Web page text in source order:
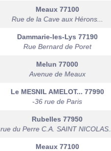
Meaux 77100
Rue de la Cave aux Hérons...
Dammarie-les-Lys 77190
Rue Bernard de Poret
Melun 77000
Avenue de Meaux
Le MESNIL AMELOT... 77990
-36 rue de Paris
Rubelles 77950
rue du Perre C.A. SAINT NICOLAS...
Meaux 77100